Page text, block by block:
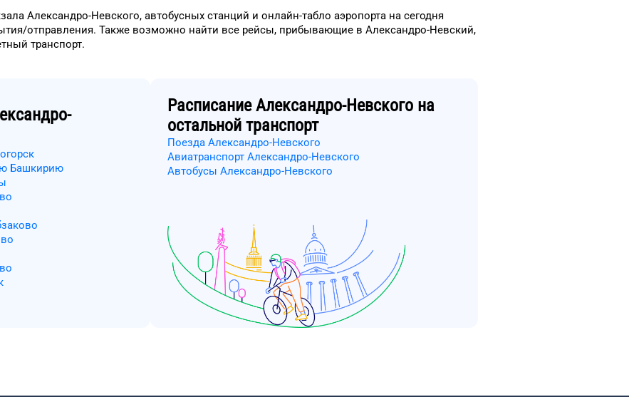
Александро-Невского, автобусных станций и онлайн-табло аэропорта на сегодня
отправления. Также возможно найти все рейсы, прибывающие в Александро-Невский,
транспорт.
Башкирию
РасписаниеАлександро-Невского на
остальной транспорт
Поезда Александро-Невского
Авиатранспорт Александро-Невского
Автобусы Александро-Невского